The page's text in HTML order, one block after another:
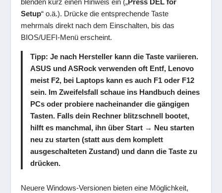
blenden kurz einen Hinweis ein („Press DEL for
Setup“ o.ä.). Drücke die entsprechende Taste
mehrmals direkt nach dem Einschalten, bis das
BIOS/UEFI-Menü erscheint.
Tipp: Je nach Hersteller kann die Taste variieren.
ASUS und ASRock verwenden oft Entf, Lenovo
meist F2, bei Laptops kann es auch F1 oder F12
sein. Im Zweifelsfall schaue ins Handbuch deines
PCs oder probiere nacheinander die gängigen
Tasten. Falls dein Rechner blitzschnell bootet,
hilft es manchmal, ihn über Start → Neu starten
neu zu starten (statt aus dem komplett
ausgeschalteten Zustand) und dann die Taste zu
drücken.
Neuere Windows-Versionen bieten eine Möglichkeit,